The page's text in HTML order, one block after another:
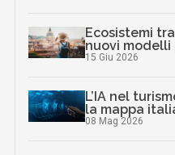
Ecosistemi
nuovi modelli
15 Giu 2026
L’IA nel
la mappa
08 Mag 2026